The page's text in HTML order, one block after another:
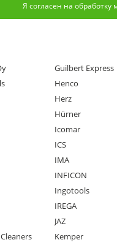
Я согласен на обработку
Guilbert Express
Henco
Herz
Hürner
Icomar
ICS
IMA
INFICON
Ingotools
IREGA
JAZ
Kemper